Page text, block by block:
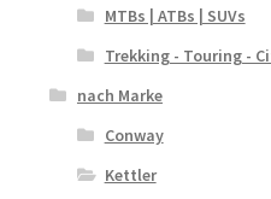
MTBs | ATBs | SUVs
Trekking - Touring -
nach Marke
Conway
Kettler